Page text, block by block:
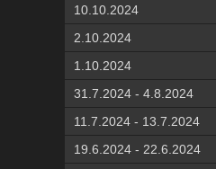
10.10.2024
2.10.2024
1.10.2024
31.7.2024 - 4.8.2024
11.7.2024 - 13.7.2024
19.6.2024 - 22.6.2024